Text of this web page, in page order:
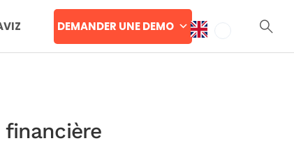
DEMANDER UNE DEMO